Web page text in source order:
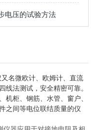
电压的试验方法
名微欧计、欧姆计、直流
线法测试，安全精密可靠。
机柜、钢筋、水管、窗户、
之间等电位联结质量的仪